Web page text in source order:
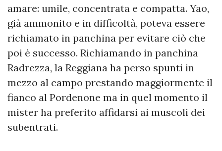
amare: umile, concentrata e compatta. Yao,
già ammonito e in difficoltà, poteva essere
richiamato in panchina per evitare ciò che
poi è successo. Richiamando in panchina
Radrezza, la Reggiana ha perso spunti in
mezzo al campo prestando maggiormente il
fianco al Pordenone ma in quel momento il
mister ha preferito affidarsi ai muscoli dei
subentrati.